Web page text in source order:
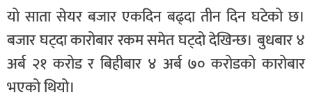
यो साता सेयर बजार एकदिन बढ्दा तीन दिन घटेको छ।
बजार घट्दा कारोबार रकम समेत घट्दो देखिन्छ। बुधबार ४
अर्ब २१ करोड र बिहीबार ४ अर्ब ७० करोडको कारोबार
भएको थियो।